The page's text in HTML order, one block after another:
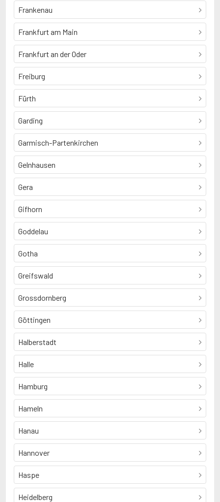
Frankenau
Frankfurt am Main
Frankfurt an der Oder
Freiburg
Fürth
Garding
Garmisch-Partenkirchen
Gelnhausen
Gera
Gifhorn
Goddelau
Gotha
Greifswald
Grossdornberg
Göttingen
Halberstadt
Halle
Hamburg
Hameln
Hanau
Hannover
Haspe
Heidelberg